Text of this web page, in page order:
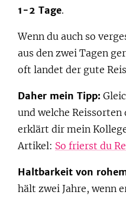
1-2 Tage.
Wenn du auch so
aus den zwei Tagen
oft landet der gute
Daher mein Tipp:
und welche
erklärt dir mein
Artikel: So frierst du
Haltbarkeit von
hält zwei Jahre, wenn